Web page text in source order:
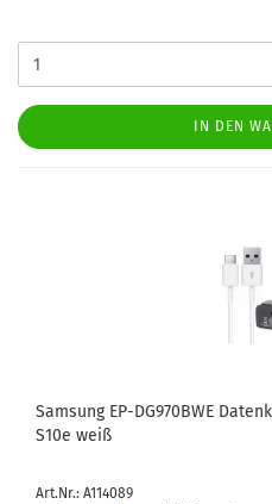
IN DEN
Sam­sung EP-​DG970BWE
S10e weiß
Art.Nr.: A114089